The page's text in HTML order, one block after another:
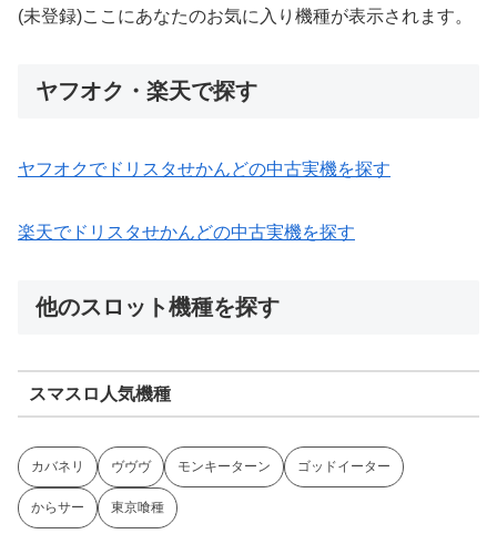
(未登録)ここにあなたのお気に入り機種が表示されます。
ヤフオク・楽天で探す
ヤフオクでドリスタせかんどの中古実機を探す
楽天でドリスタせかんどの中古実機を探す
他のスロット機種を探す
スマスロ人気機種
カバネリ ヴヴヴ モンキーターン ゴッドイーター
からサー 東京喰種